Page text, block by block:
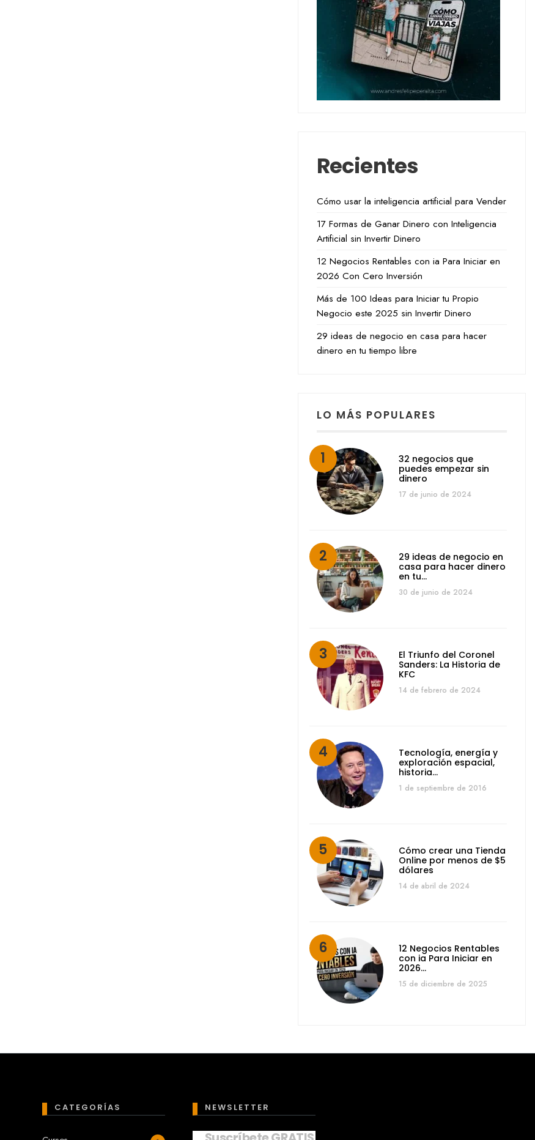
Recientes
Cómo usar la inteligencia artificial para Vender
17 Formas de Ganar Dinero con Inteligencia
Artificial sin Invertir Dinero
12 Negocios Rentables con ia Para Iniciar en
2026 Con Cero Inversión
Más de 100 Ideas para Iniciar tu Propio
Negocio este 2025 sin Invertir Dinero
29 ideas de negocio en casa para hacer
dinero en tu tiempo libre
LO MÁS POPULARES
32 negocios que
puedes empezar sin
dinero
17 de junio de 2024
29 ideas de negocio en
casa para hacer dinero
en tu…
30 de junio de 2024
El Triunfo del Coronel
Sanders: La Historia de
KFC
14 de febrero de 2024
Tecnología, energía y
exploración espacial,
historia…
1 de septiembre de 2016
Cómo crear una Tienda
Online por menos de $5
dólares
14 de abril de 2024
12 Negocios Rentables
con ia Para Iniciar en
2026…
15 de diciembre de 2025
CATEGORÍAS NEWSLETTER